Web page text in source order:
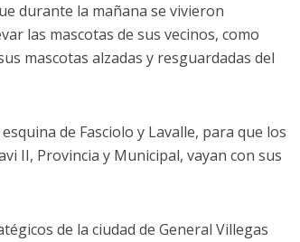
durante la mañana se vivieron
las mascotas de sus vecinos, como
mascotas alzadas y resguardadas del
de Fasciolo y Lavalle, para que los
II, Provincia y Municipal, vayan con sus
de la ciudad de General Villegas